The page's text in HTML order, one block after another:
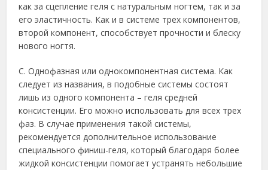
как за сцепление геля с натуральным ногтем, так и за
его эластичность. Как и в системе трех компонентов,
второй компонент, способствует прочности и блеску
нового ногтя.
C. Однофазная или однокомпонентная система. Как
следует из названия, в подобные системы состоят
лишь из одного компонента – геля средней
консистенции. Его можно использовать для всех трех
фаз. В случае применения такой системы,
рекомендуется дополнительное использование
специального финиш-геля, который благодаря более
жидкой консистенции помогает устранять небольшие